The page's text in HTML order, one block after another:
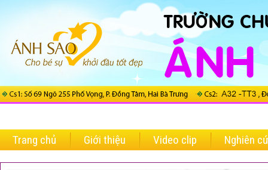
Trang chủ Giới thiệu Video clip Nghiên